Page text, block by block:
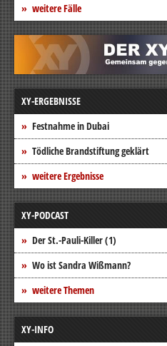
weitere Fälle
XY-ERGEBNISSE
Festnahme in Dubai
Tödliche Brandstiftung geklärt
weitere Ergebnisse
XY-PODCAST
Der St.-Pauli-Killer (1)
Wo ist Sandra Wißmann?
weitere Themen
XY-INFO